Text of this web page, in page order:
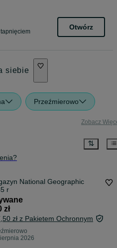
Otwórz
siebie
Przeźmierowo
Zobacz
National Geographic
r
zł
zł z Pakietem Ochronnym
2026